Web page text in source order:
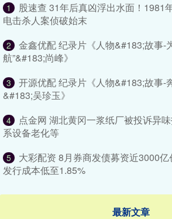
1
股速查 31年后真凶浮出水面！1981
电击杀人案侦破始末
2
金鑫优配 纪录片《人物&#183;故事-
航”&#183;尚峰》
3
开源优配 纪录片《人物&#183;故事-
&#183;吴珍玉》
4
点金网 湖北黄冈一浆纸厂被投诉异
系设备老化等
5
大彩配资 8月券商发债募资近3000
发行成本低至1.85%
最新文章